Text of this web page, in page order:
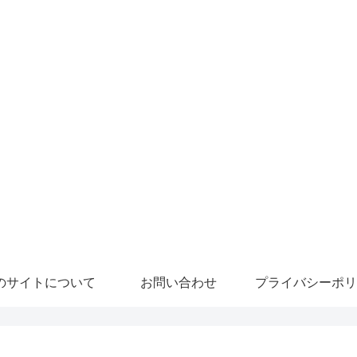
サイトについて お問い合わせ プライバシーポ